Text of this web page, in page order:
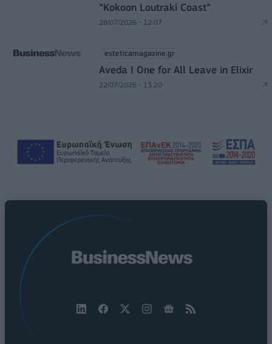
“Kokoon Loutraki Coast”
28/07/2026 - 12:07
esteticamagazine.gr
Aveda I One for All Leave in Elixir
22/07/2026 - 13:20